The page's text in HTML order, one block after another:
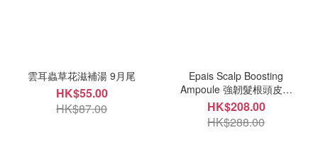
雲耳蟲草花滋補湯 9月尾
HK$55.00
HK$87.00
Epais Scalp Boosting
Ampoule 強韌髮根頭皮精
華 150ml 9月尾
HK$208.00
HK$288.00